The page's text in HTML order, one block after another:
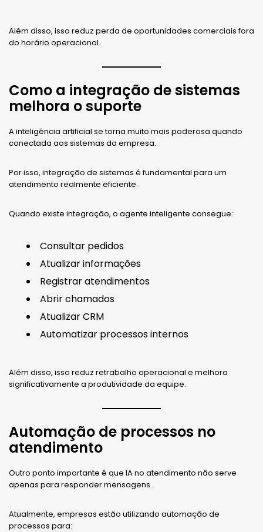
Além disso, isso reduz perda de oportunidades comerciais fora
do horário operacional.
Como a integração de sistemas
melhora o suporte
A inteligência artificial se torna muito mais poderosa quando
conectada aos sistemas da empresa.
Por isso, integração de sistemas é fundamental para um
atendimento realmente eficiente.
Quando existe integração, o agente inteligente consegue:
Consultar pedidos
Atualizar informações
Registrar atendimentos
Abrir chamados
Atualizar CRM
Automatizar processos internos
Além disso, isso reduz retrabalho operacional e melhora
significativamente a produtividade da equipe.
Automação de processos no
atendimento
Outro ponto importante é que IA no atendimento não serve
apenas para responder mensagens.
Atualmente, empresas estão utilizando automação de
processos para: